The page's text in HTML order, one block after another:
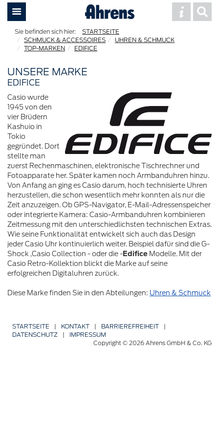
STARTSEITE
SCHMUCK & ACCESSOIRES
UHREN & SCHMUCK
TOP-MARKEN
EDIFICE
UNSERE MARKE
EDIFICE
Casio wurde
1945 von den
vier Brüdern
Kashuio in
Tokio
gegründet. Dort
stellte man
zuerst Rechenmaschinen, elektronische Tischrechner und
Fotoapparate her. Später kamen noch Armbanduhren hinzu.
Von Anfang an ging es Casio darum, hoch technisierte Uhren
herzustellen, die schon wesentlich mehr konnten als nur die
Zeit anzuzeigen. Ob GPS-Navigator, E-Mail-Adressenspeicher
oder integrierte Kamera: Casio-Armbanduhren kombinieren
Zeitmessung mit den unterschiedlichsten technischen Extras.
Wie seine Funktionalität entwickelt sich auch das Design
jeder Casio Uhr kontinuierlich weiter. Beispiel dafür sind die G-
Shock ,Casio Collection - oder die -Edifice Modelle. Mit der
Casio Retro-Kollektion blickt die Marke auf seine
erfolgreichen Digitaluhren zurück.
Diese Marke finden Sie in den Abteilungen: Uhren & Schmuck
STARTSEITE | KONTAKT | BARRIERE­FREIHEIT
|
DATENSCHUTZ
|
IMPRESSUM
Copyright © 2026 Ahrens GmbH & Co. KG